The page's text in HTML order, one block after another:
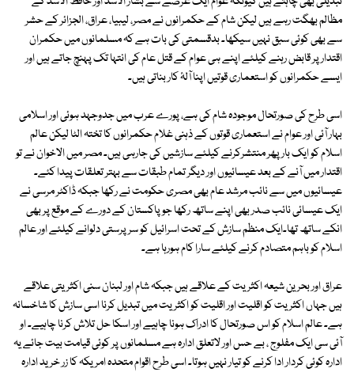
مظالم بھگت رہے ہیں لیکن شام کے حکمرانوں نے مصر، لیبیا، عراق، الجزائر کے حشر
سے بھی کوئی سبق نہیں سیکھا۔ بدقسمتی کی بات ہے کہ مسلمانوں میں حکمران
اقتدار پر قابض رہنے کیلئے اپنے ہی عوام کے قتل عام کی انتہا تک پہنچ جاتے ہیں اور
ایسے حکمرانوں کو استعماری قوتیں اپنا آلۂ کار بناتی ہیں۔
اسی طرح کی صورتحال موجودہ شام کی ہے، پورے عرب میں جدوجہد ہوئی اور اسلامی
بہار آئی اور عوام نے استعماری قوتوں کے ذہنی غلام حکمرانوں کا تختہ الٹا لیکن عالم
اسلام کو ایک بار پھر منتشرکرنے کیلئے سازشیں کی جارہی ہیں۔ مصر میں الاخوان نے تو
اقتدار میں آنے کے بعد عیسائیوں اور دیگر تمام طبقات سے بہتر تعلقات پیدا کئے۔
عیسائیوں میں سے نائب مرشد عام بھی مصری حکومت نے رکھا جبکہ ڈاکٹر مرسی نے
ایک عیسائی نائب صدر بھی اپنے ساتھ رکھا جو پاکستان کے دورے کے موقع پر بھی
انکے ساتھ تھا۔ایک منظم سازش کے تحت اسرائیل کو سرپرستی دلوانے کیلئے اور عالم
اسلام کو باہم متصادم کرنے کیلئے سارا کام ہورہا ہے۔
عراق اور بحرین شیعہ اکثریت کے علاقے ہیں جبکہ شام اور لبنان سنی اکثریتی علاقے
ہیں جہاں اکثریت کو اقلیت اور اقلیت کو اکثریت میں تبدیل کرنا اسی سازش کا شاخسانہ
ہے۔ عالم اسلام کو اس صورتحال کا ادراک ہونا چاہیے اور اسکا حل تلاش کرنا چاہیے۔ او
آئی سی ایک مفلوج ، بے حس اور لاتعلق ادارہ ہے مسلمانوں پر کوئی قیامت بیت جائے یہ
ادارہ کوئی کردار ادا کرنے کو تیار نہیں ہوتا۔ اسی طرح اقوام متحدہ امریکہ کا زر خرید ادارہ